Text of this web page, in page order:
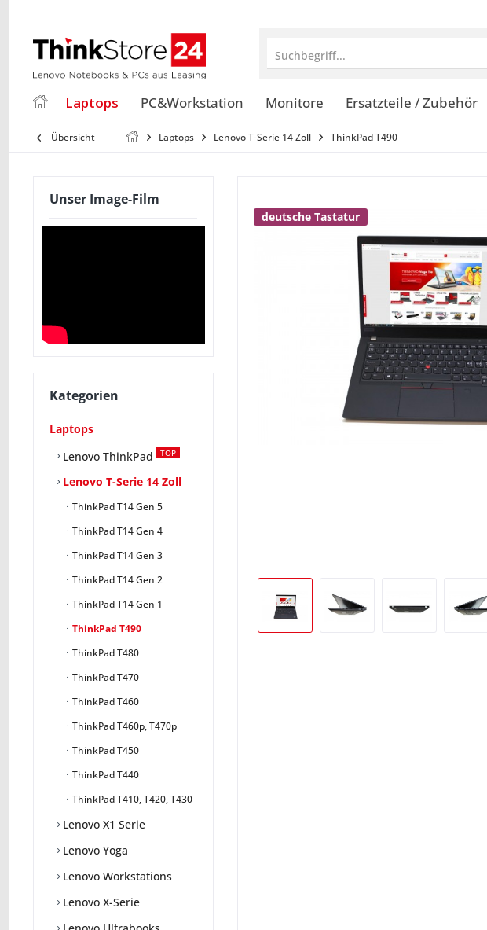
Suchbegriff...
Laptops PC&Workstation Monitore Ersatzteile / Zubehör
Übersicht Laptops Lenovo T-Serie 14 Zoll ThinkPad T490
Unser Image-Film
Kategorien
Laptops
Lenovo ThinkPad
TOP
Lenovo T-Serie 14 Zoll
ThinkPad T14 Gen 5
ThinkPad T14 Gen 4
ThinkPad T14 Gen 3
ThinkPad T14 Gen 2
ThinkPad T14 Gen 1
ThinkPad T490
ThinkPad T480
ThinkPad T470
ThinkPad T460
ThinkPad T460p, T470p
ThinkPad T450
ThinkPad T440
ThinkPad T410, T420, T430
Lenovo X1 Serie
Lenovo Yoga
Lenovo Workstations
Lenovo X-Serie
deutsche Tastatur